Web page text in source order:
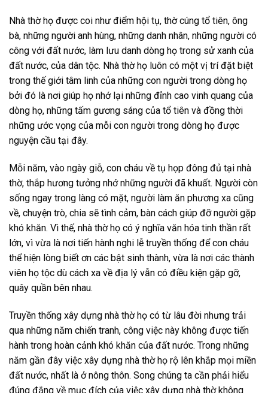
Nhà thờ họ được coi như điểm hội tụ, thờ cúng tổ tiên, ông
bà, những người anh hùng, những danh nhân, những người có
công với đất nước, làm lưu danh dòng họ trong sử xanh của
đất nước, của dân tộc. Nhà thờ họ luôn có một vị trí đặt biệt
trong thế giới tâm linh của những con người trong dòng họ
bởi đó là nơi giúp họ nhớ lại những đỉnh cao vinh quang của
dòng họ, những tấm gương sáng của tổ tiên và đồng thời
những ước vọng của mỗi con người trong dòng họ được
nguyện cầu tại đây.
Mỗi năm, vào ngày giỗ, con cháu về tụ họp đông đủ tại nhà
thờ, thắp hương tưởng nhớ những người đã khuất. Người còn
sống ngay trong làng có mặt, người làm ăn phương xa cũng
về, chuyện trò, chia sẽ tình cảm, bàn cách giúp đỡ người gặp
khó khăn. Vì thế, nhà thờ họ có ý nghĩa văn hóa tinh thần rất
lớn, vì vừa là nơi tiến hành nghi lễ truyền thống để con cháu
thể hiện lòng biết ơn các bật sinh thành, vừa là nơi các thành
viên họ tộc dù cách xa về địa lý vẫn có điều kiện gặp gỡ,
quây quần bên nhau.
Truyền thống xây dựng nhà thờ họ có từ lâu đời nhưng trải
qua những năm chiến tranh, công việc này không được tiến
hành trong hoàn cảnh khó khăn của đất nước. Trong những
năm gần đây việc xây dựng nhà thờ họ rộ lên khắp mọi miền
đất nước, nhất là ở nông thôn. Song chúng ta cần phải hiểu
đúng đắng về mục đích của việc xây dựng nhà thờ không